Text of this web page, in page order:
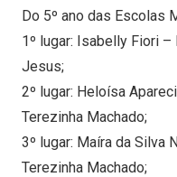
Do 5º ano das Escolas
1º lugar: Isabelly Fiori
Jesus;
2º lugar: Heloísa
Terezinha Machado;
3º lugar: Maíra da Silva
Terezinha Machado;